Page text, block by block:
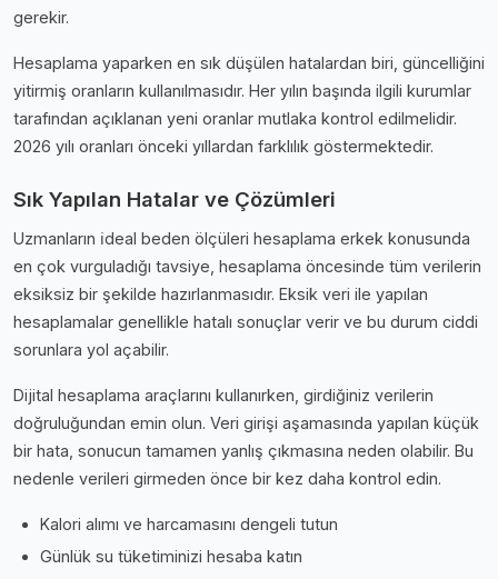
gerekir.
Hesaplama yaparken en sık düşülen hatalardan biri, güncelliğini
yitirmiş oranların kullanılmasıdır. Her yılın başında ilgili kurumlar
tarafından açıklanan yeni oranlar mutlaka kontrol edilmelidir.
2026 yılı oranları önceki yıllardan farklılık göstermektedir.
Sık Yapılan Hatalar ve Çözümleri
Uzmanların i̇deal beden ölçüleri hesaplama erkek konusunda
en çok vurguladığı tavsiye, hesaplama öncesinde tüm verilerin
eksiksiz bir şekilde hazırlanmasıdır. Eksik veri ile yapılan
hesaplamalar genellikle hatalı sonuçlar verir ve bu durum ciddi
sorunlara yol açabilir.
Dijital hesaplama araçlarını kullanırken, girdiğiniz verilerin
doğruluğundan emin olun. Veri girişi aşamasında yapılan küçük
bir hata, sonucun tamamen yanlış çıkmasına neden olabilir. Bu
nedenle verileri girmeden önce bir kez daha kontrol edin.
Kalori alımı ve harcamasını dengeli tutun
Günlük su tüketiminizi hesaba katın